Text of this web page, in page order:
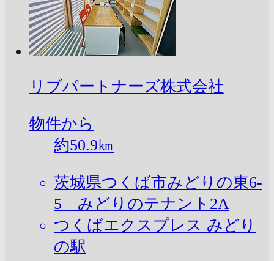
リブパートナーズ株式会社
物件から
約50.9㎞
茨城県つくば市みどりの東6-
5 みどりのテナント2A
つくばエクスプレス みどり
の駅